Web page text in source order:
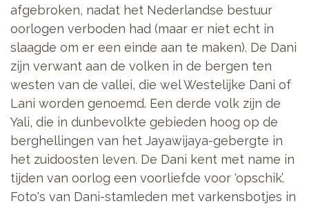
afgebroken, nadat het Nederlandse bestuur
oorlogen verboden had (maar er niet echt in
slaagde om er een einde aan te maken). De Dani
zijn verwant aan de volken in de bergen ten
westen van de vallei, die wel Westelijke Dani of
Lani worden genoemd. Een derde volk zijn de
Yali, die in dunbevolkte gebieden hoog op de
berghellingen van het Jayawijaya-gebergte in
het zuidoosten leven. De Dani kent met name in
tijden van oorlog een voorliefde voor 'opschik’.
Foto's van Dani-stamleden met varkensbotjes in